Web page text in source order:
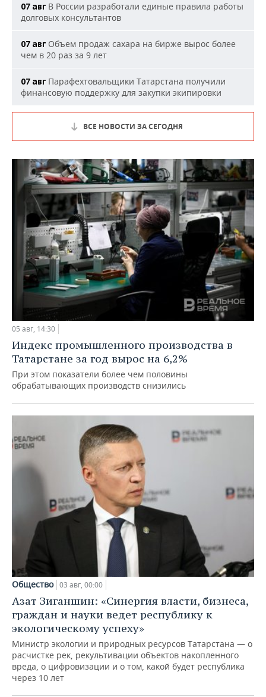
07 авг В России разработали единые правила работы
долговых консультантов
07 авг Объем продаж сахара на бирже вырос более
чем в 20 раз за 9 лет
07 авг Парафехтовальщики Татарстана получили
финансовую поддержку для закупки экипировки
ВСЕ НОВОСТИ ЗА СЕГОДНЯ
05 авг, 14:30
Индекс промышленного производства в
Татарстане за год вырос на 6,2%
При этом показатели более чем половины
обрабатывающих производств снизились
Общество 03 авг, 00:00
Азат Зиганшин: «Синергия власти, бизнеса,
граждан и науки ведет республику к
экологическому успеху»
Министр экологии и природных ресурсов Татарстана — о
расчистке рек, рекультивации объектов накопленного
вреда, о цифровизации и о том, какой будет республика
через 10 лет